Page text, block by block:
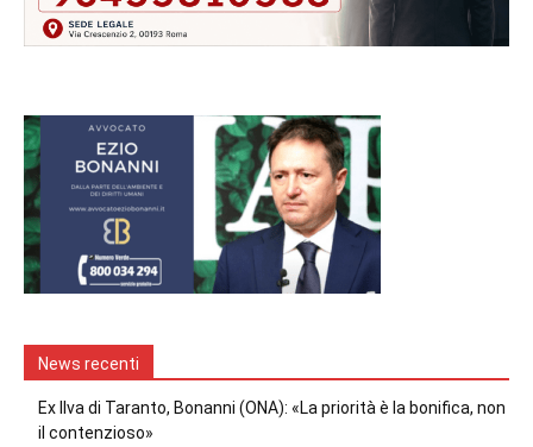
News recenti
Ex Ilva di Taranto, Bonanni (ONA): «La priorità è la bonifica, non
il contenzioso»